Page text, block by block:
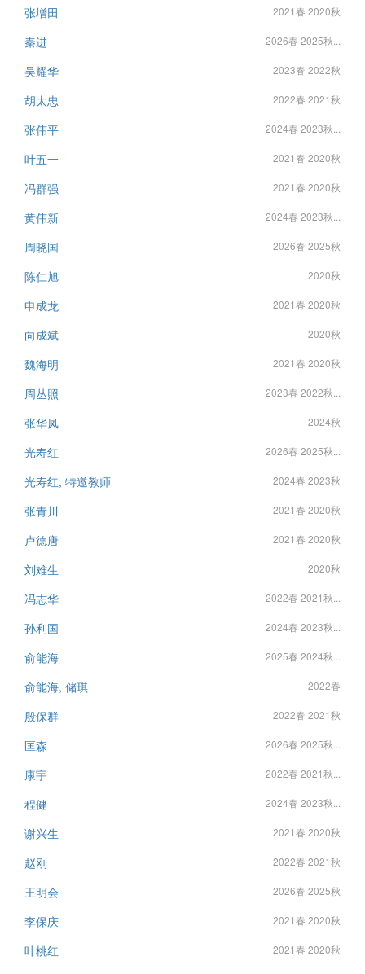
张增田 2021春 2020秋
秦进 2026春 2025秋...
吴耀华 2023春 2022秋
胡太忠 2022春 2021秋
张伟平 2024春 2023秋...
叶五一 2021春 2020秋
冯群强 2021春 2020秋
黄伟新 2024春 2023秋...
周晓国 2026春 2025秋
陈仁旭 2020秋
申成龙 2021春 2020秋
向成斌 2020秋
魏海明 2021春 2020秋
周丛照 2023春 2022秋...
张华凤 2024秋
光寿红 2026春 2025秋...
光寿红, 特邀教师 2024春 2023秋
张青川 2021春 2020秋
卢德唐 2021春 2020秋
刘难生 2020秋
冯志华 2022春 2021秋...
孙利国 2024春 2023秋...
俞能海 2025春 2024秋...
俞能海, 储琪 2022春
殷保群 2022春 2021秋
匡森 2026春 2025秋...
康宇 2022春 2021秋...
程健 2024春 2023秋...
谢兴生 2021春 2020秋
赵刚 2022春 2021秋
王明会 2026春 2025秋
李保庆 2021春 2020秋
叶桃红 2021春 2020秋